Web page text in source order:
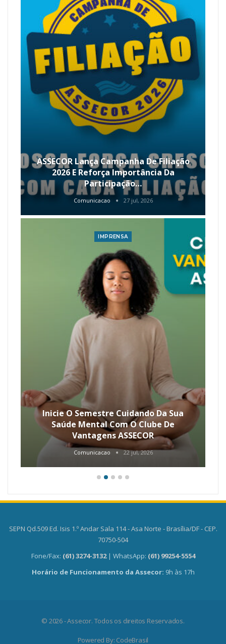
ASSECOR Lança Campanha De Filiação
2026 E Reforça Importância Da
Participação…
Comunicacao 27 jul, 2026
IMPRENSA
Inicie O Semestre Cuidando Da Sua
Saúde Mental Com O Clube De
Vantagens ASSECOR
Comunicacao 22 jul, 2026
SEPN Qd.509 Ed. Isis 1.º Andar Sala 114 - Asa Norte - Brasília/DF - CEP.
70750-504
Fone/Fax: (61) 3274-3132 | WhatsApp: (61) 99254-5554
Horário de Funcionamento da Assecor: 9h às 17h
© 2026 - Assecor. Todos os direitos Reservados.
Powered By: CodeBrasil